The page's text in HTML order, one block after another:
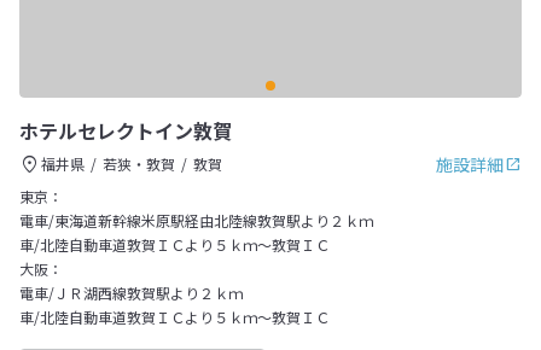
ホテルセレクトイン敦賀
施設詳細
福井県 若狭・敦賀
敦賀
東京：
電車/東海道新幹線米原駅経由北陸線敦賀駅より２ｋｍ
車/北陸自動車道敦賀ＩＣより５ｋｍ～敦賀ＩＣ
大阪：
電車/ＪＲ湖西線敦賀駅より２ｋｍ
車/北陸自動車道敦賀ＩＣより５ｋｍ～敦賀ＩＣ